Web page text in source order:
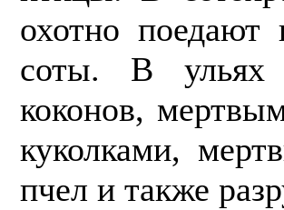
охотно поедают
соты. В ульях
коконов,
куколками,
пчел и также